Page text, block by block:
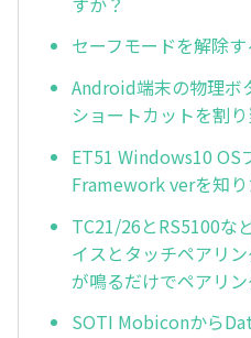
セーフモードを解除す
Android端末の物理ボ
ショートカットを割
ET51 Windows10 OS
Framework verを知
TC21/26とRS5100な
イスとタッチペアリ
が鳴るだけでペアリ
SOTI Mobiconから